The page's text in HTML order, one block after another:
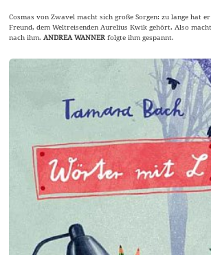
Cosmas von Zwavel macht sich große Sorgen: zu lange hat
Freund, dem Weltreisenden Aurelius Kwik gehört. Also
nach ihm.ANDREA WANNERfolgte ihm gespannt.